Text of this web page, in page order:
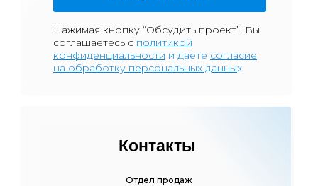
Нажимая кнопку “Обсудить проект”, Вы
соглашаетесь с политикой
конфиденциальности и даете согласие
на обработку персональных данных
Контакты
Отдел продаж